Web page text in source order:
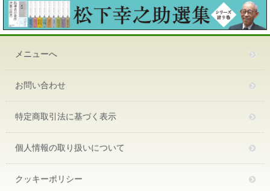
メニューへ
お問い合わせ
特定商取引法に基づく表示
個人情報の取り扱いについて
クッキーポリシー